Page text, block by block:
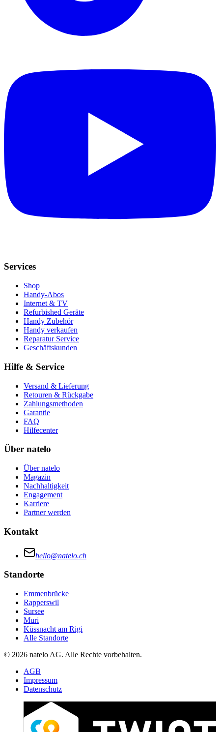
Services
Shop
Handy-Abos
Internet & TV
Refurbished Geräte
Handy Zubehör
Handy verkaufen
Reparatur Service
Geschäftskunden
Hilfe & Service
Versand & Lieferung
Retouren & Rückgabe
Zahlungsmethoden
Garantie
FAQ
Hilfecenter
Über natelo
Über natelo
Magazin
Nachhaltigkeit
Engagement
Karriere
Partner werden
Kontakt
hello@natelo.ch
Standorte
Emmenbrücke
Rapperswil
Sursee
Muri
Küssnacht am Rigi
Alle Standorte
© 2026 natelo AG. Alle Rechte vorbehalten.
AGB
Impressum
Datenschutz